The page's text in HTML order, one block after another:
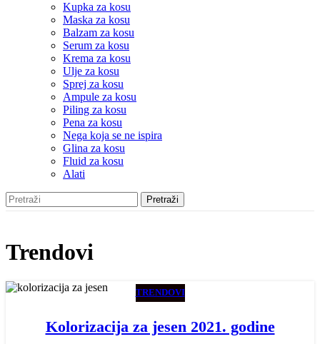
Kupka za kosu
Maska za kosu
Balzam za kosu
Serum za kosu
Krema za kosu
Ulje za kosu
Sprej za kosu
Ampule za kosu
Piling za kosu
Pena za kosu
Nega koja se ne ispira
Glina za kosu
Fluid za kosu
Alati
Pretraži
Trendovi
TRENDOVI
Kolorizacija za jesen 2021. godine